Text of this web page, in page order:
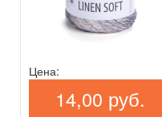
Цена:
14,00 руб.